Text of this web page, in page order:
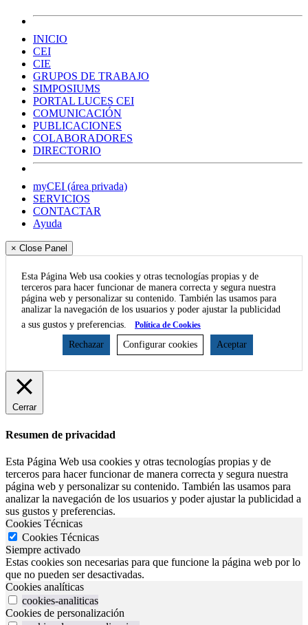
INICIO
CEI
CIE
GRUPOS DE TRABAJO
SIMPOSIUMS
PORTAL LUCES CEI
COMUNICACIÓN
PUBLICACIONES
COLABORADORES
DIRECTORIO
myCEI (área privada)
SERVICIOS
CONTACTAR
Ayuda
× Close Panel
Esta Página Web usa cookies y otras tecnologías propias y de
terceros para hacer funcionar de manera correcta y segura nuestra
página web y personalizar su contenido. También las usamos para
analizar la navegación de los usuarios y poder ajustar la publicidad
a sus gustos y preferencias.
Política de Cookies
Rechazar Configurar cookies Aceptar
Cerrar
Resumen de privacidad
Esta Página Web usa cookies y otras tecnologías propias y de
terceros para hacer funcionar de manera correcta y segura nuestra
página web y personalizar su contenido. También las usamos para
analizar la navegación de los usuarios y poder ajustar la publicidad a
sus gustos y preferencias.
Cookies Técnicas
Cookies Técnicas
Siempre activado
Estas cookies son necesarias para que funcione la página web por lo
que no pueden ser desactivadas.
Cookies analíticas
cookies-analiticas
Cookies de personalización